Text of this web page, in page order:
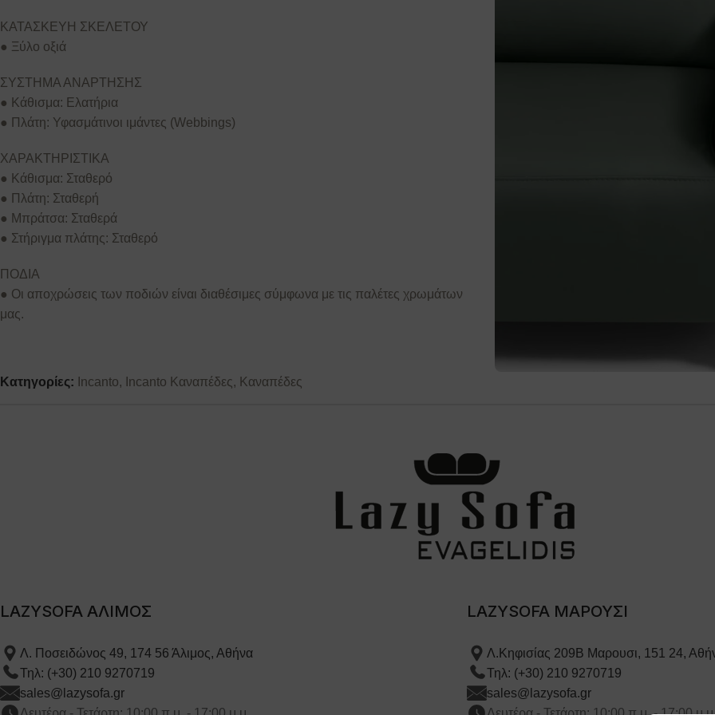
ΚΑΤΑΣΚΕΥΗ ΣΚΕΛΕΤΟΥ
● Ξύλο οξιά
ΣΥΣΤΗΜΑ ΑΝΑΡΤΗΣΗΣ
● Κάθισμα: Ελατήρια
● Πλάτη: Υφασμάτινοι ιμάντες (Webbings)
ΧΑΡΑΚΤΗΡΙΣΤΙΚΑ
● Κάθισμα: Σταθερό
● Πλάτη: Σταθερή
● Μπράτσα: Σταθερά
● Στήριγμα πλάτης: Σταθερό
ΠΟΔΙΑ
● Οι αποχρώσεις των ποδιών είναι διαθέσιμες σύμφωνα με τις παλέτες χρωμάτων
μας.
Κατηγορίες: Incanto, Incanto Καναπέδες , Καναπέδες
LAZYSOFA ΑΛΙΜΟΣ
Λ. Ποσειδώνος 49, 174 56 Άλιμος, Αθήνα
Τηλ: (+30) 210 9270719
sales@lazysofa.gr
LAZYSOFA ΜΑΡΟΥΣΙ
Λ.Κηφισίας 209Β Μαρουσι, 151 24,
Τηλ: (+30) 210 9270719
sales@lazysofa.gr